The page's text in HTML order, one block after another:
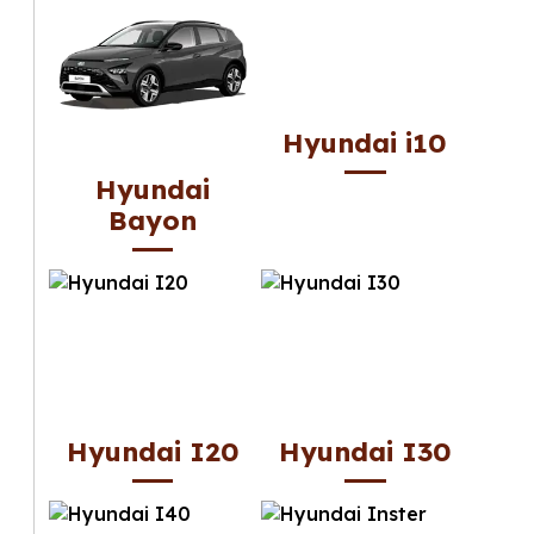
Hyundai
Bayon
Hyundai i10
Hyundai I20 Hyundai I30